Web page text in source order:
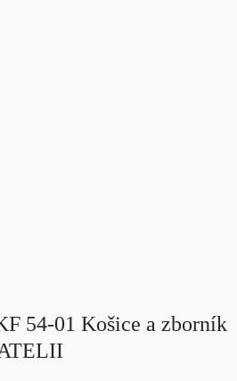
54-01 Košice a zborník